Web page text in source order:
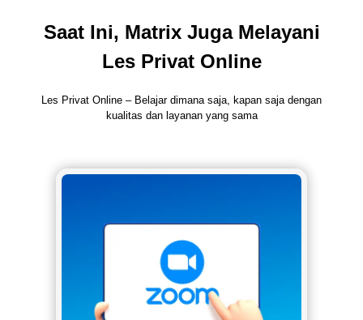
Saat Ini, Matrix Juga Melayani
Les Privat Online
Les Privat Online – Belajar dimana saja, kapan saja dengan
kualitas dan layanan yang sama